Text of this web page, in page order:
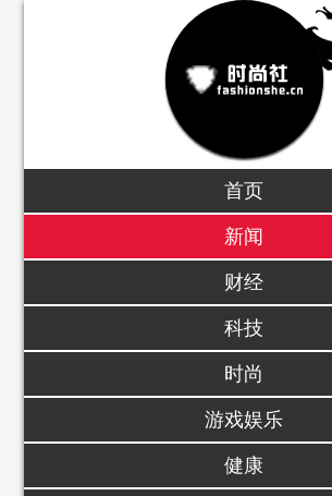
首页
新闻
财经
科技
时尚
游戏娱乐
健康